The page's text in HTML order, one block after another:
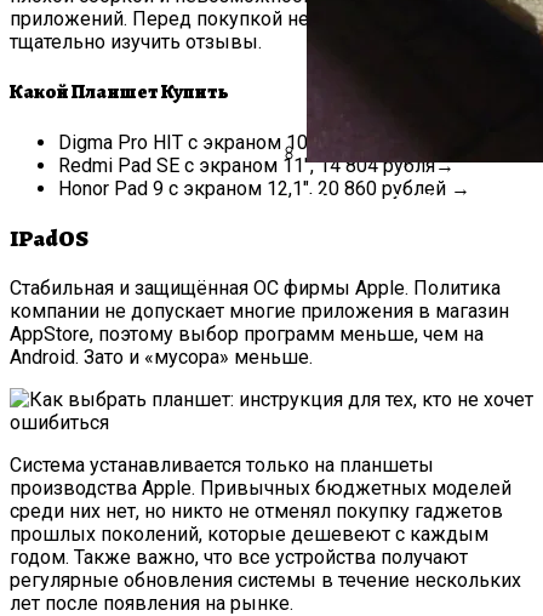
Прямой Диван:
приложений. Перед покупкой недорогого гаджета стоит
тщательно изучить отзывы.
Какой Планшет Купить
Digma Pro HIT с экраном 10,4″, 8 346 рублей →
Redmi Pad SE с экраном 11″, 14 804 рубля→
Honor Pad 9 с экраном 12,1″, 20 860 рублей →
IPadOS
Стабильная и защищённая ОС фирмы Apple. Политика
компании не допускает многие приложения в магазин
AppStore, поэтому выбор программ меньше, чем на
Android. Зато и «‎мусора‎» меньше.
Система устанавливается только на планшеты
производства Apple. Привычных бюджетных моделей
среди них нет, но никто не отменял покупку гаджетов
прошлых поколений, которые дешевеют с каждым
годом. Также важно, что все устройства получают
регулярные обновления системы в течение нескольких
лет после появления на рынке.